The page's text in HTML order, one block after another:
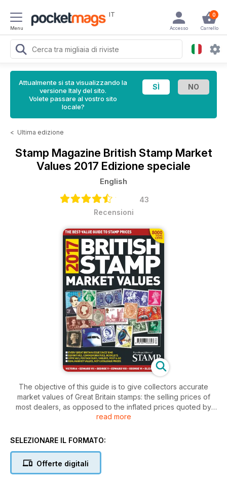
Menu
IT 0
Carrello
Accesso
Attualmente si sta visualizzando la
versione Italy del sito.
Volete passare al vostro sito
locale?
< Ultima edizione
Stamp Magazine British Stamp Market
Values 2017 Edizione speciale
English
43
Recensioni
The objective of this guide is to give collectors accurate
market values of Great Britain stamps: the selling prices of
most dealers, as opposed to the inflated prices quoted by
some catalogues. The publisher of British Stamp Market
read more
SELEZIONARE IL FORMATO:
Offerte digitali